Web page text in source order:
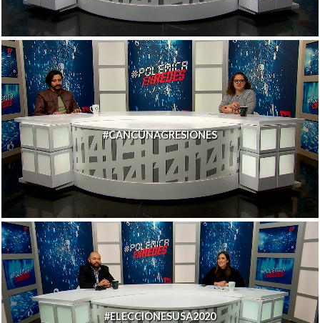
#CANCÚNAGRESIONES
#ELECCIONESUSA2020